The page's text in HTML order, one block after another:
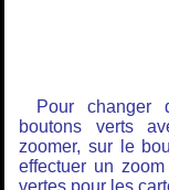
Pour changer
boutons verts
zoomer, sur le
effectuer un
vertes pour les